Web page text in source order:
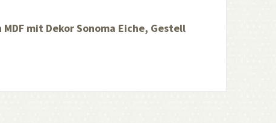
mit Dekor Sonoma Eiche, Gestell